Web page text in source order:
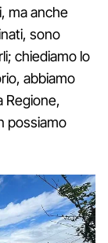
ma anche
sono
chiediamo lo
abbiamo
Regione,
possiamo